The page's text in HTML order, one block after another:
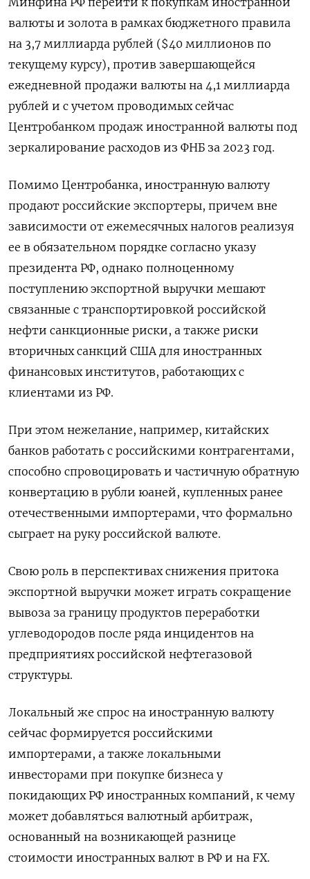
валюты и золота в рамках бюджетного правила
на 3,7 миллиарда рублей ($40 миллионов по
текущему курсу), против завершающейся
ежедневной продажи валюты на 4,1 миллиарда
рублей и с учетом проводимых сейчас
Центробанком продаж иностранной валюты под
зеркалирование расходов из ФНБ за 2023 год.
Помимо Центробанка, иностранную валюту
продают российские экспортеры, причем вне
зависимости от ежемесячных налогов реализуя
ее в обязательном порядке согласно указу
президента РФ, однако полноценному
поступлению экспортной выручки мешают
связанные с транспортировкой российской
нефти санкционные риски, а также риски
вторичных санкций США для иностранных
финансовых институтов, работающих с
клиентами из РФ.
При этом нежелание, например, китайских
банков работать с российскими контрагентами,
способно спровоцировать и частичную обратную
конвертацию в рубли юаней, купленных ранее
отечественными импортерами, что формально
сыграет на руку российской валюте.
Свою роль в перспективах снижения притока
экспортной выручки может играть сокращение
вывоза за границу продуктов переработки
углеводородов после ряда инцидентов на
предприятиях российской нефтегазовой
структуры.
Локальный же спрос на иностранную валюту
сейчас формируется российскими
импортерами, а также локальными
инвесторами при покупке бизнеса у
покидающих РФ иностранных компаний, к чему
может добавляться валютный арбитраж,
основанный на возникающей разнице
стоимости иностранных валют в РФ и на FX.